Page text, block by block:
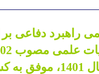
راهبرد دفاعی
در ارزیابی سال 1401،